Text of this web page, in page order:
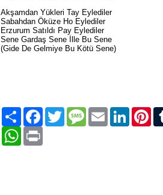
Akşamdan Yükleri Tay Eylediler
Sabahdan Öküze Ho Eylediler
Erzurum Satıldı Pay Eylediler
Sene Gardaş Sene İlle Bu Sene
(Gide De Gelmiye Bu Kötü Sene)
Paylaş FacebookTwitter Message Email LinkedIn
WhatsApp